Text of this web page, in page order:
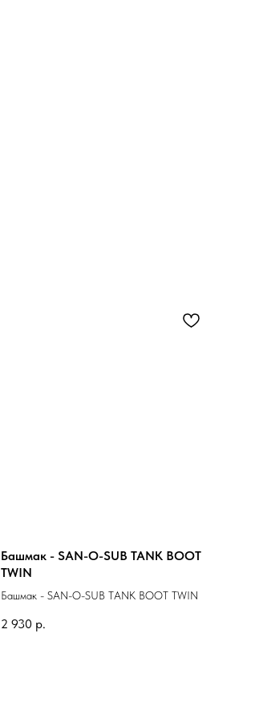
Башмак - SAN-O-SUB TANK BOOT
TWIN
Башмак - SAN-O-SUB TANK BOOT TWIN
2 930 р.